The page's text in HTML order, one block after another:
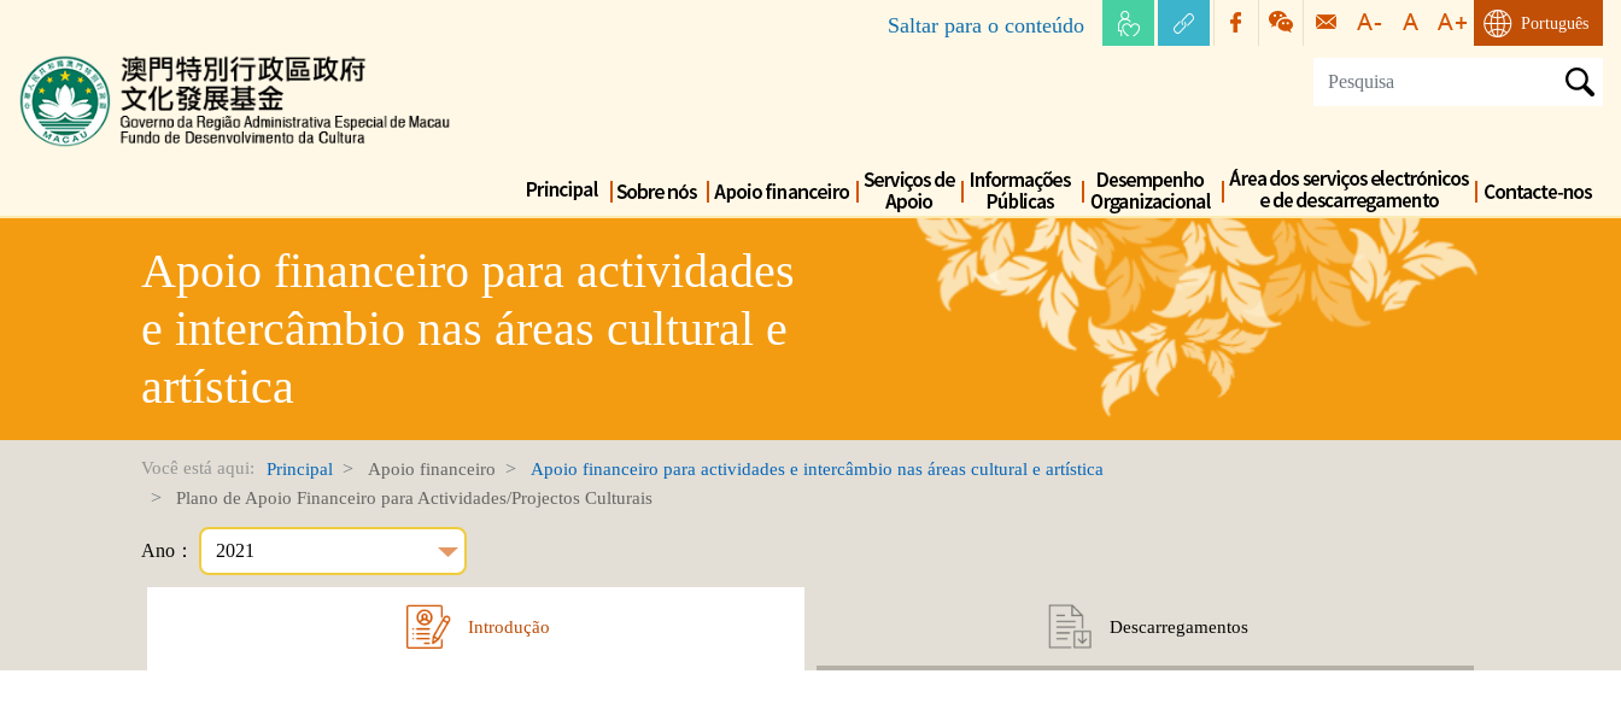
Saltar para o conteúdo Português
Fundo de Desenvolvimento da Cultura
Apoio financeiro para actividades
e intercâmbio nas áreas cultural e
artística
Você está aqui: Principal Apoio financeiro
Apoio financeiro para actividades e intercâmbio nas áreas cultural e artística
Plano de Apoio Financeiro para Actividades/Projectos Culturais
Ano：
Introdução Descarregamentos